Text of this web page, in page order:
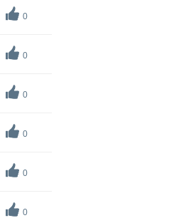
0
0
0
0
0
0